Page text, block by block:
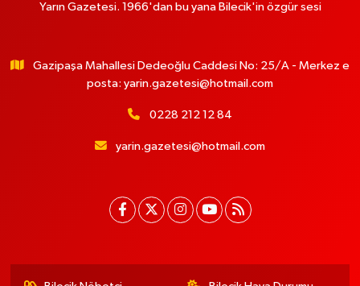
Yarın Gazetesi. 1966'dan bu yana Bilecik'in özgür sesi
Gazipaşa Mahallesi Dedeoğlu Caddesi No: 25/A - Merkez e
posta: yarin.gazetesi@hotmail.com
0228 212 12 84
yarin.gazetesi@hotmail.com